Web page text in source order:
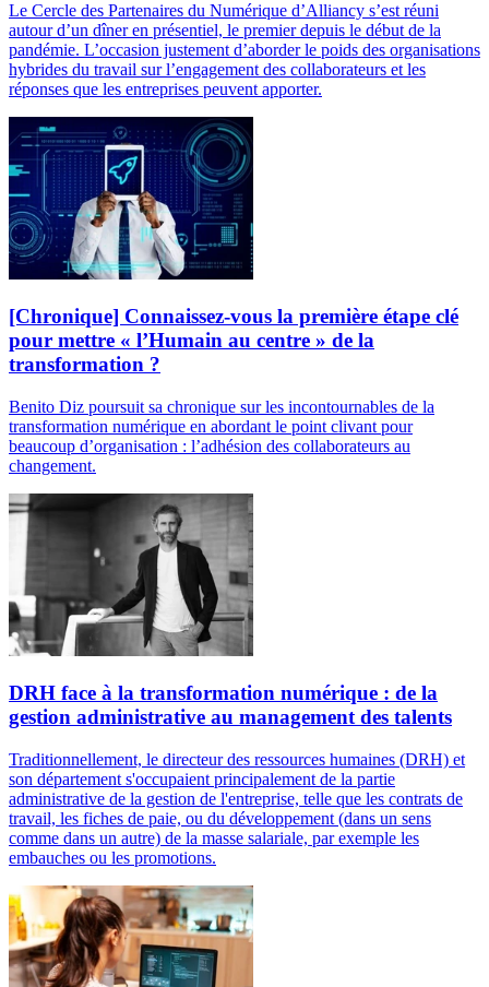
Le Cercle des Partenaires du Numérique d’Alliancy s’est réuni
autour d’un dîner en présentiel, le premier depuis le début de la
pandémie. L’occasion justement d’aborder le poids des organisations
hybrides du travail sur l’engagement des collaborateurs et les
réponses que les entreprises peuvent apporter.
[Chronique] Connaissez-vous la première étape clé
pour mettre « l’Humain au centre » de la
transformation ?
Benito Diz poursuit sa chronique sur les incontournables de la
transformation numérique en abordant le point clivant pour
beaucoup d’organisation : l’adhésion des collaborateurs au
changement.
DRH face à la transformation numérique : de la
gestion administrative au management des talents
Traditionnellement, le directeur des ressources humaines (DRH) et
son département s'occupaient principalement de la partie
administrative de la gestion de l'entreprise, telle que les contrats de
travail, les fiches de paie, ou du développement (dans un sens
comme dans un autre) de la masse salariale, par exemple les
embauches ou les promotions.